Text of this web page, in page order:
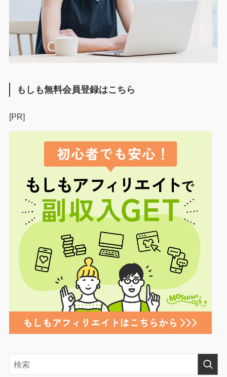
もしも無料会員登録はこちら
[PR]